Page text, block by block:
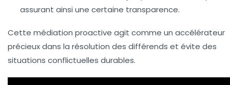
assurant ainsi une certaine transparence.
Cette médiation proactive agit comme un accélérateur
précieux dans la résolution des différends et évite des
situations conflictuelles durables.